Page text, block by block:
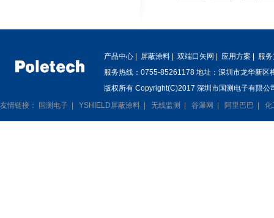
产品中心 屏蔽涂料 双端口矢网 应用方案
服
服务热线：0755-85261178 地址：深圳市龙华新区
版权所有 Copyright(C)2017 深圳市国测电子有限公
友情链接：
国测电子 YSHIELD屏蔽涂料 无线监测 谷瀑网 阿里巴巴 化